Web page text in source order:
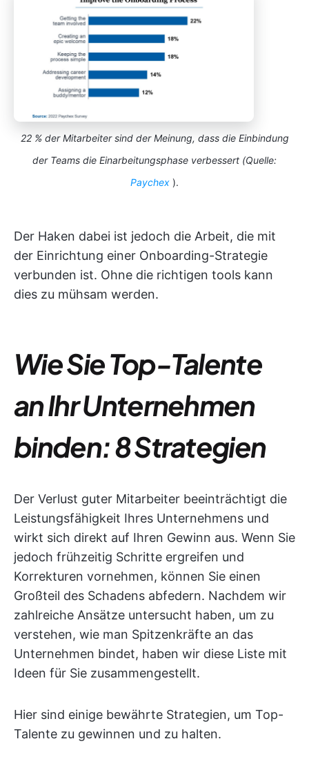
22 % der Mitarbeiter sind der Meinung, dass die Einbindung
der Teams die Einarbeitungsphase verbessert (Quelle:
Paychex ).
Der Haken dabei ist jedoch die Arbeit, die mit
der Einrichtung einer Onboarding-Strategie
verbunden ist. Ohne die richtigen tools kann
dies zu mühsam werden.
Wie SieTop-Talente
an Ihr Unternehmen
binden:8 Strategien
Der Verlust guter Mitarbeiter beeinträchtigt die
Leistungsfähigkeit Ihres Unternehmens und
wirkt sich direkt auf Ihren Gewinn aus. Wenn Sie
jedoch frühzeitig Schritte ergreifen und
Korrekturen vornehmen, können Sie einen
Großteil des Schadens abfedern. Nachdem wir
zahlreiche Ansätze untersucht haben, um zu
verstehen, wie man Spitzenkräfte an das
Unternehmen bindet, haben wir diese Liste mit
Ideen für Sie zusammengestellt.
Hier sind einige bewährte Strategien, um Top-
Talente zu gewinnen und zu halten.